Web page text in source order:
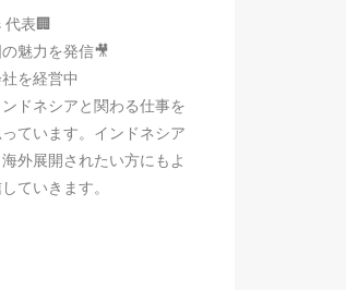
表🏢
魅力を発信🎥
を経営中
ドネシアと関わる仕事を
ています。インドネシア
外展開されたい方にもよ
ていきます。